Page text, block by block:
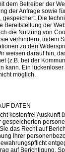
dem Betreiber der
der Anfrage sowie
gespeichert. Die
Bereitstellung der
die Nutzung von
verhindern, indem
zu den
weisen darauf hin,
(z.B. bei der
kann. Ein
möglich.
DATEN
kostenfrei Auskunft
gespeicherten
das Recht auf
Ihrer
auf Berichtigung,